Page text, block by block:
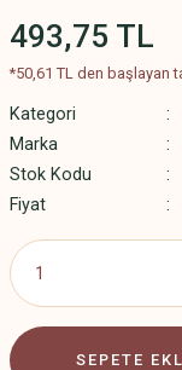
493,75 TL
*50,61 TL den başlayan
Kategori
Marka
Stok Kodu
Fiyat
SEPETE